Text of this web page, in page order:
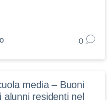
0
media – Buoni
alunni residenti nel